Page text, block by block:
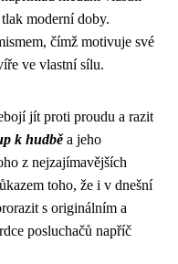
moderní doby.
čímž motivuje své
ve vlastní sílu.
jít proti proudu a razit
k hudběa jeho
z nejzajímavějších
toho, že i v dnešní
s originálním a
posluchačů napříč